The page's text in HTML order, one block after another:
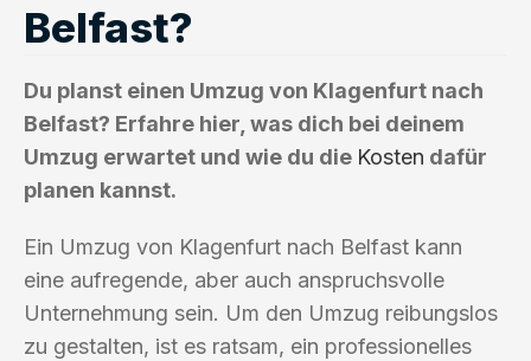
Belfast?
Du planst einen Umzug von Klagenfurt nach
Belfast? Erfahre hier, was dich bei deinem
Umzug erwartet und wie du die Kosten dafür
planen kannst.
Ein Umzug von Klagenfurt nach Belfast kann
eine aufregende, aber auch anspruchsvolle
Unternehmung sein. Um den Umzug reibungslos
zu gestalten, ist es ratsam, ein professionelles